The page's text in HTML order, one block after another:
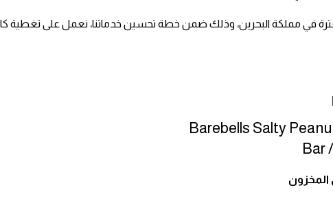
في مملكة البحرين، وذلك ضمن خطة تحسين خدماتنا، نعمل على تغطية
Barebells Salty
Bar